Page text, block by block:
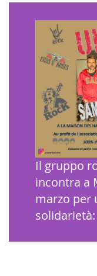
Il gruppo
incontra a
marzo per
solidarietà: